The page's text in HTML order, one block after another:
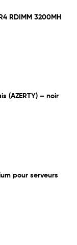
RDIMM 3200MH
(AZERTY) – noir
pour serveurs